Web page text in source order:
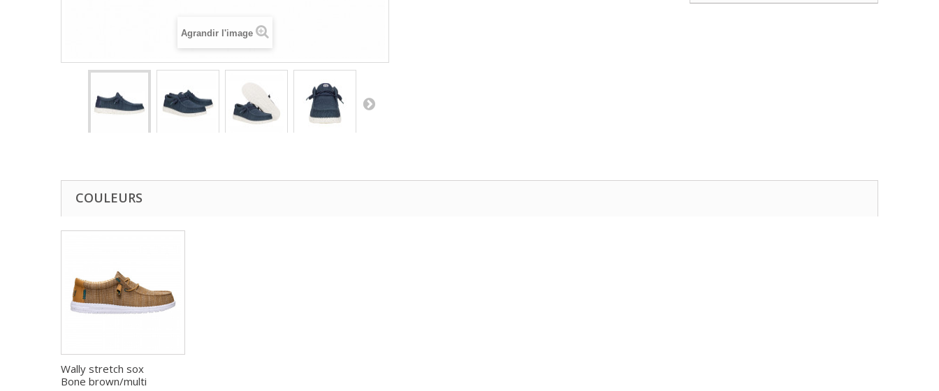
Agrandir l'image
COULEURS
Wally stretch sox
Bone brown/multi